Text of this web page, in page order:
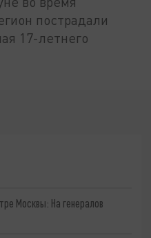
пострадали
17-летнего
Москвы: На генералов